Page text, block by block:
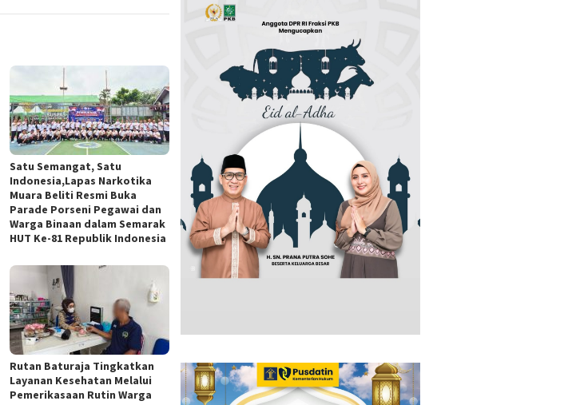
Satu Semangat, Satu
Indonesia,Lapas Narkotika
Muara Beliti Resmi Buka
Parade Porseni Pegawai dan
Warga Binaan dalam Semarak
HUT Ke-81 Republik Indonesia
Rutan Baturaja Tingkatkan
Layanan Kesehatan Melalui
Pemerikasaan Rutin Warga